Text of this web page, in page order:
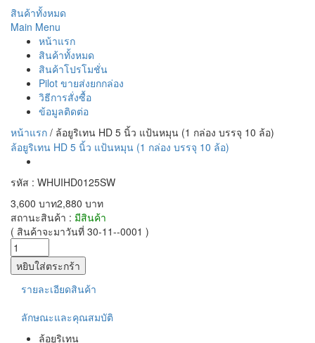
สินค้าทั้งหมด
Main Menu
หน้าแรก
สินค้าทั้งหมด
สินค้าโปรโมชั่น
Pilot ขายส่งยกกล่อง
วิธีการสั่งซื้อ
ข้อมูลติดต่อ
หน้าแรก / ล้อยูริเทน HD 5 นิ้ว แป้นหมุน (1 กล่อง บรรจุ 10 ล้อ)
ล้อยูริเทน HD 5 นิ้ว แป้นหมุน (1 กล่อง บรรจุ 10 ล้อ)
รหัส : WHUIHD0125SW
3,600 บาท2,880 บาท
สถานะสินค้า : มีสินค้า
( สินค้าจะมาวันที่ 30-11--0001 )
รายละเอียดสินค้า
ลักษณะและคุณสมบัติ
ล้อยูริเทน